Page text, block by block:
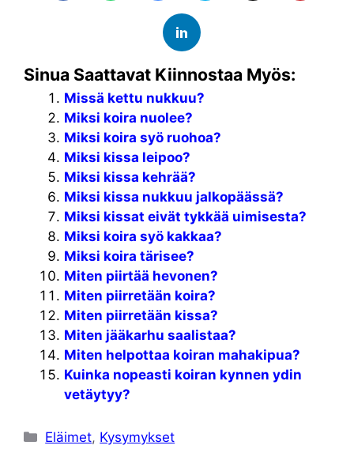
Sinua Saattavat Kiinnostaa Myös:
Missä kettu nukkuu?
Miksi koira nuolee?
Miksi koira syö ruohoa?
Miksi kissa leipoo?
Miksi kissa kehrää?
Miksi kissa nukkuu jalkopäässä?
Miksi kissat eivät tykkää uimisesta?
Miksi koira syö kakkaa?
Miksi koira tärisee?
Miten piirtää hevonen?
Miten piirretään koira?
Miten piirretään kissa?
Miten jääkarhu saalistaa?
Miten helpottaa koiran mahakipua?
Kuinka nopeasti koiran kynnen ydin
vetäytyy?
Kategoriat
Eläimet, Kysymykset